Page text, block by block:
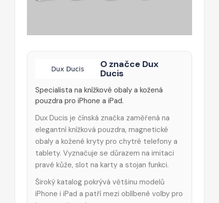
O značce Dux
Ducis
Specialista na knížkové obaly a kožená
pouzdra pro iPhone a iPad.
Dux Ducis je čínská značka zaměřená na
elegantní knížková pouzdra, magnetické
obaly a kožené kryty pro chytré telefony a
tablety. Vyznačuje se důrazem na imitaci
pravé kůže, slot na karty a stojan funkci.
Široký katalog pokrývá většinu modelů
iPhone i iPad a patří mezi oblíbené volby pro